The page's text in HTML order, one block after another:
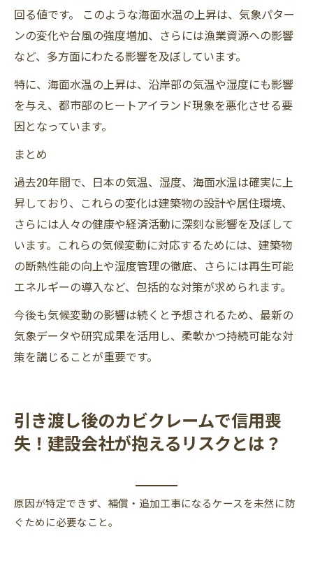
回る値です。 ​このような海面水温の上昇は、気象パター
ンの変化や台風の強度増加、さらには漁業資源への影響
など、多方面にわたる影響を及ぼしています。​
特に、海面水温の上昇は、沿岸部の気温や湿度にも影響
を与え、都市部のヒートアイランド現象を悪化させる要
因となっています。​
まとめ
過去20年間で、日本の気温、湿度、海面水温は確実に上
昇しており、これらの変化は建築物の設計や居住環境、
さらには人々の健康や経済活動に深刻な影響を及ぼして
います。​これらの気候変動に対応するためには、建築物
の断熱性能の向上や湿度管理の徹底、さらには再生可能
エネルギーの導入など、包括的な対策が求められます。​
今後も気候変動の影響は続くと予想されるため、最新の
気象データや研究成果を活用し、柔軟かつ持続可能な対
策を講じることが重要です。
引き渡し後のカビクレームで信用喪
失！建設会社が抱えるリスクとは？
原因が特定できず、補償・追加工事になるケースを未然に防
ぐために必要なこと。